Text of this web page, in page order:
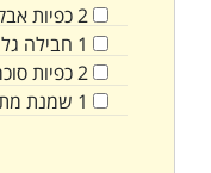
2כפיות
1 חבילה
2כפיות
1 שמנת